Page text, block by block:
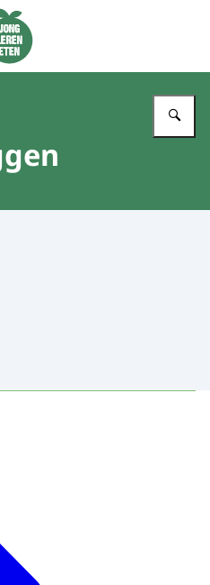
van Jong Leren Eten